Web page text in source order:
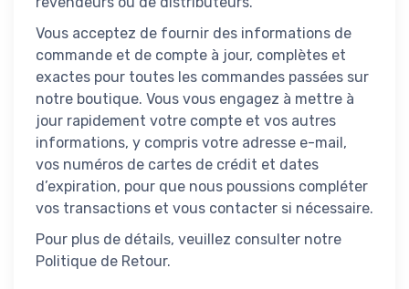
Vous acceptez de fournir des informations de
commande et de compte à jour, complètes et
exactes pour toutes les commandes passées sur
notre boutique. Vous vous engagez à mettre à
jour rapidement votre compte et vos autres
informations, y compris votre adresse e-mail,
vos numéros de cartes de crédit et dates
d’expiration, pour que nous poussions compléter
vos transactions et vous contacter si nécessaire.
Pour plus de détails, veuillez consulter notre
Politique de Retour.